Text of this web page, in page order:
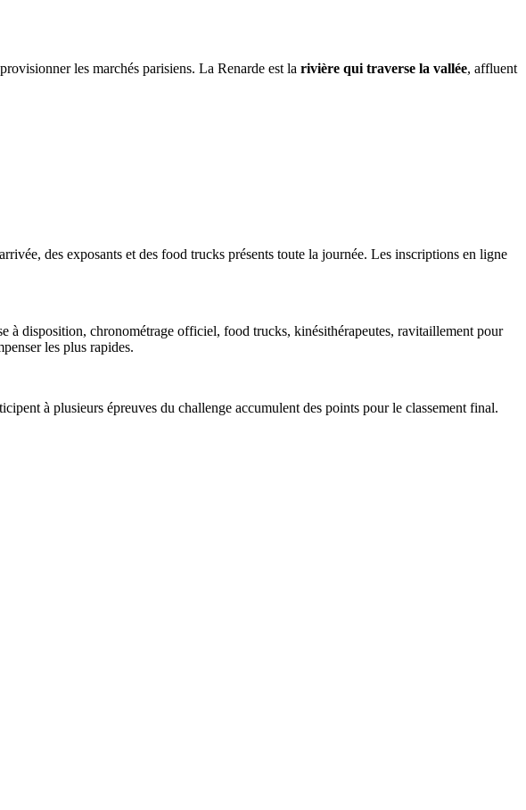
les marchés parisiens. La Renarde est la rivière qui traverse la vallée, affluent
des exposants et des food trucks présents toute la journée. Les inscriptions en ligne
à disposition, chronométrage officiel, food trucks, kinésithérapeutes, ravitaillement pour
les plus rapides.
à plusieurs épreuves du challenge accumulent des points pour le classement final.